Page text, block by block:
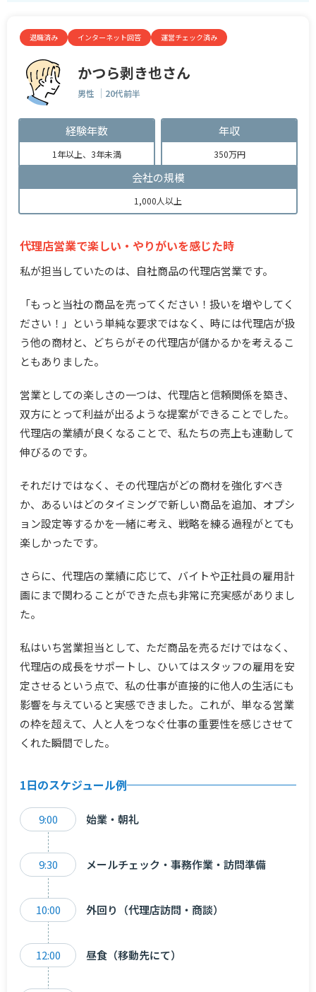
退職済み インターネット回答 運営チェック済み
かつら剥き也さん
男性 20代前半
経験年数
1年以上、3年未満
年収
350万円
会社の規模
1,000人以上
代理店営業で楽しい・やりがいを感じた時
私が担当していたのは、自社商品の代理店営業です。
「もっと当社の商品を売ってください！扱いを増やしてく
ださい！」という単純な要求ではなく、時には代理店が扱
う他の商材と、どちらがその代理店が儲かるかを考えるこ
ともありました。
営業としての楽しさの一つは、代理店と信頼関係を築き、
双方にとって利益が出るような提案ができることでした。
代理店の業績が良くなることで、私たちの売上も連動して
伸びるのです。
それだけではなく、その代理店がどの商材を強化すべき
か、あるいはどのタイミングで新しい商品を追加、オプシ
ョン設定等するかを一緒に考え、戦略を練る過程がとても
楽しかったです。
さらに、代理店の業績に応じて、バイトや正社員の雇用計
画にまで関わることができた点も非常に充実感がありまし
た。
私はいち営業担当として、ただ商品を売るだけではなく、
代理店の成長をサポートし、ひいてはスタッフの雇用を安
定させるという点で、私の仕事が直接的に他人の生活にも
影響を与えていると実感できました。これが、単なる営業
の枠を超えて、人と人をつなぐ仕事の重要性を感じさせて
くれた瞬間でした。
1日のスケジュール例
9:00 始業・朝礼
9:30 メールチェック・事務作業・訪問準備
10:00 外回り（代理店訪問・商談）
12:00 昼食（移動先にて）